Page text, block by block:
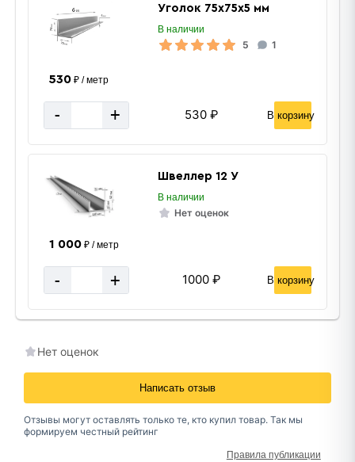
Уголок 75х75х5 мм
В наличии
5 1
530 ₽ / метр
- + 530 ₽ В корзину
Швеллер 12 У
В наличии
Нет оценок
1 000 ₽ / метр
- + 1000 ₽ В корзину
Нет оценок
Написать отзыв
Отзывы могут оставлять только те, кто купил товар. Так мы
формируем честный рейтинг
Правила публикации